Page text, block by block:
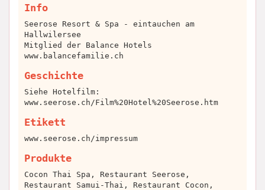
Info
Seerose Resort & Spa - eintauchen am
Hallwilersee
Mitglied der Balance Hotels
www.balancefamilie.ch
Geschichte
Siehe Hotelfilm:
www.seerose.ch/Film%20Hotel%20Seerose.htm
Etikett
www.seerose.ch/impressum
Produkte
Cocon Thai Spa, Restaurant Seerose,
Restaurant Samui-Thai, Restaurant Cocon,